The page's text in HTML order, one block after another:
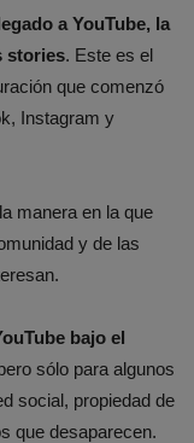
a YouTube, la
stories. Este es el
que comenzó
Instagram y
manera en la que
y de las
bajo el
sólo para algunos
social, propiedad de
que desaparecen.